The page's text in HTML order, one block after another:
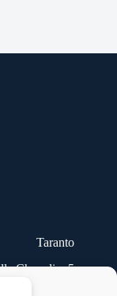
Taranto
Cheradi n.5